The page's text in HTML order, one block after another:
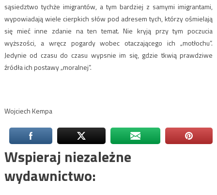
sąsiedztwo tychże imigrantów, a tym bardziej z samymi imigrantami,
wypowiadają wiele cierpkich słów pod adresem tych, którzy ośmielają
się mieć inne zdanie na ten temat. Nie kryją przy tym poczucia
wyższości, a wręcz pogardy wobec otaczającego ich „motłochu”.
Jedynie od czasu do czasu wypsnie im się, gdzie tkwią prawdziwe
źródła ich postawy „moralnej”.
Wojciech Kempa
Wspieraj niezależne
wydawnictwo: